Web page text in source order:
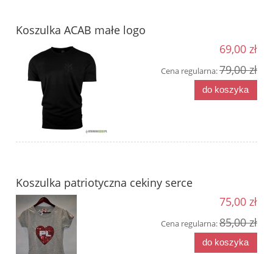
Koszulka ACAB małe logo
69,00 zł
Cena regularna:79,00 zł
do koszyka
Koszulka patriotyczna cekiny serce
75,00 zł
Cena regularna:85,00 zł
do koszyka